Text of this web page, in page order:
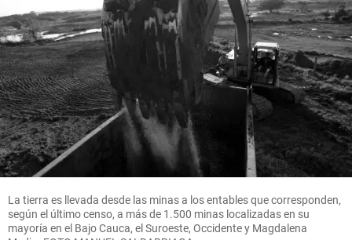
La tierra es llevada desde las minas a los entables que corresponden,
según el último censo, a más de 1.500 minas localizadas en su
mayoría en el Bajo Cauca, el Suroeste, Occidente y Magdalena